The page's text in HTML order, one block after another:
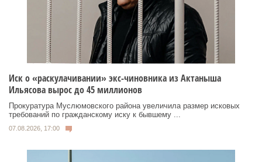
Иск о «раскулачивании» экс-чиновника из Актаныша
Ильясова вырос до 45 миллионов
Прокуратура Муслюмовского района увеличила размер исковых
требований по гражданскому иску к бывшему ...
07.08.2026, 17:00